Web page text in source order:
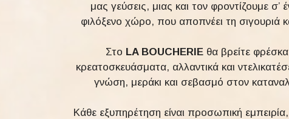
μας γεύσεις, μιας και τον φροντίζουμε
φιλόξενο χώρο, που αποπνέει τη σιγουριά
Στο LA BOUCHERIE θα βρείτε
κρεατοσκευάσματα, αλλαντικά και
γνώση, μεράκι και σεβασμό στον
Κάθε εξυπηρέτηση είναι προσωπική